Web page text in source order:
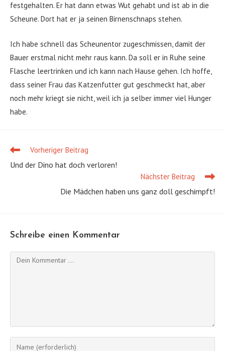
festgehalten. Er hat dann etwas Wut gehabt und ist ab in die
Scheune. Dort hat er ja seinen Birnenschnaps stehen.
Ich habe schnell das Scheunentor zugeschmissen, damit der
Bauer erstmal nicht mehr raus kann. Da soll er in Ruhe seine
Flasche leertrinken und ich kann nach Hause gehen. Ich hoffe,
dass seiner Frau das Katzenfutter gut geschmeckt hat, aber
noch mehr kriegt sie nicht, weil ich ja selber immer viel Hunger
habe.
Weitere
ansehen
Vorheriger Beitrag
Und der Dino hat doch verloren!
Nächster Beitrag
Die Mädchen haben uns ganz doll geschimpft!
Schreibe einen Kommentar
Kommentieren
Gib